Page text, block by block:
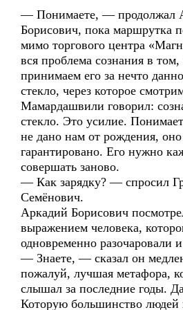
— Понимаете, — продолжал
Борисович, пока маршрутка
мимо торгового центра
вся проблема сознания в
принимаем его за нечто
стекло, через которое
Мамардашвили говорил:
стекло. Это усилие.
не дано нам от рождения,
гарантировано. Его нужно
совершать заново.
— Как зарядку? — спросил
Семёнович.
Аркадий Борисович
выражением человека,
одновременно разочаровали
— Знаете, — сказал он
пожалуй, лучшая метафора,
слышал за последние годы.
Которую большинство людей